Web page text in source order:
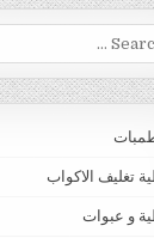
تغليف الاكواب
و عبوات